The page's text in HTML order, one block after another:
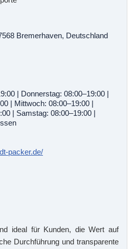
Bremerhaven, Deutschland
| Donnerstag: 08:00–19:00 |
| Mittwoch: 08:00–19:00 |
| Samstag: 08:00–19:00 |
packer.de/
ideal für Kunden, die Wert auf
Durchführung und transparente